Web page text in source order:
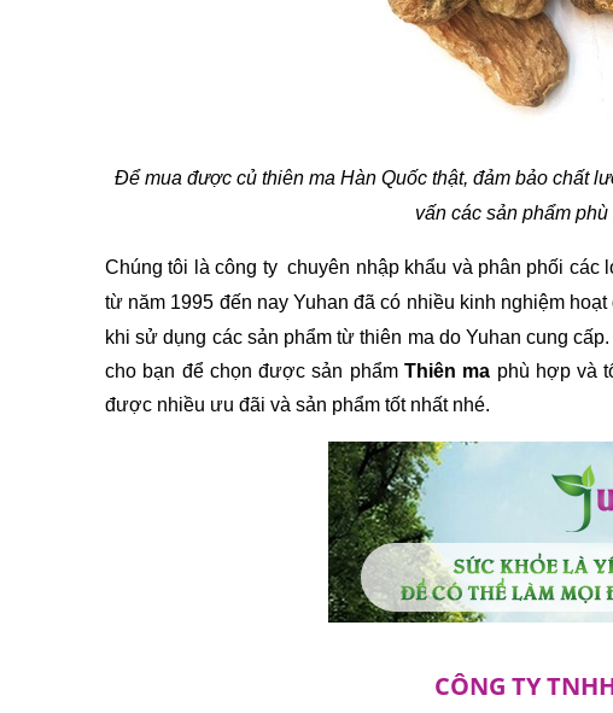
Để mua được củ thiên ma Hàn Quốc thật, đảm bảo chất
vấn các sản phẩm
Chúng tôi là công ty  chuyên nhập khẩu và phân phối
từ năm 1995 đến nay Yuhan đã có nhiều kinh nghiệm
khi sử dụng các sản phẩm từ thiên ma do Yuhan cung cấp.
cho bạn để chọn được sản phẩm Thiên ma phù hợp và
được nhiều ưu đãi và sản phẩm tốt nhất nhé.
CÔNG TY